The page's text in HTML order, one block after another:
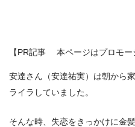
【PR記事 本ページはプロモー
安達さん（安達祐実）は朝から
ライラしていました。
そんな時、失恋をきっかけに金